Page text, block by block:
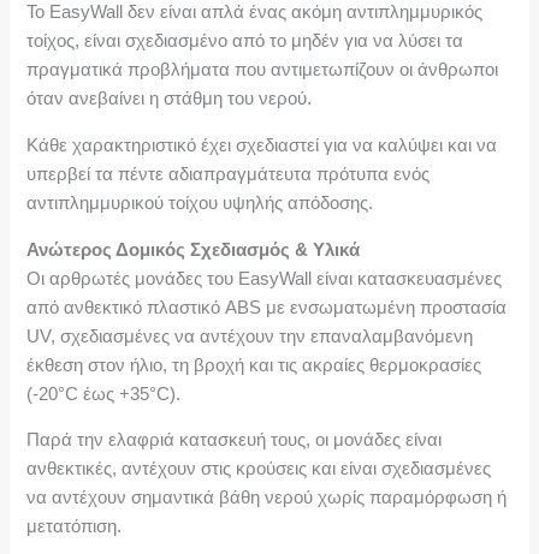
Το EasyWall δεν είναι απλά ένας ακόμη αντιπλημμυρικός
τοίχος, είναι σχεδιασμένο από το μηδέν για να λύσει τα
πραγματικά προβλήματα που αντιμετωπίζουν οι άνθρωποι
όταν ανεβαίνει η στάθμη του νερού.
Κάθε χαρακτηριστικό έχει σχεδιαστεί για να καλύψει και να
υπερβεί τα πέντε αδιαπραγμάτευτα πρότυπα ενός
αντιπλημμυρικού τοίχου υψηλής απόδοσης.
Ανώτερος Δομικός Σχεδιασμός & Υλικά
Οι αρθρωτές μονάδες του EasyWall είναι κατασκευασμένες
από ανθεκτικό πλαστικό ABS με ενσωματωμένη προστασία
UV, σχεδιασμένες να αντέχουν την επαναλαμβανόμενη
έκθεση στον ήλιο, τη βροχή και τις ακραίες θερμοκρασίες
(-20°C έως +35°C).
Παρά την ελαφριά κατασκευή τους, οι μονάδες είναι
ανθεκτικές, αντέχουν στις κρούσεις και είναι σχεδιασμένες
να αντέχουν σημαντικά βάθη νερού χωρίς παραμόρφωση ή
μετατόπιση.